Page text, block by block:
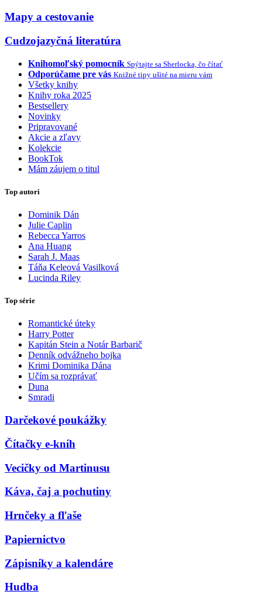
Mapy a cestovanie
Cudzojazyčná literatúra
Knihomoľský pomocník Spýtajte sa Sherlocka, čo čítať
Odporúčame pre vás Knižné tipy ušité na mieru vám
Všetky knihy
Knihy roka 2025
Bestsellery
Novinky
Pripravované
Akcie a zľavy
Kolekcie
BookTok
Mám záujem o titul
Top autori
Dominik Dán
Julie Caplin
Rebecca Yarros
Ana Huang
Sarah J. Maas
Táňa Keleová Vasilková
Lucinda Riley
Top série
Romantické úteky
Harry Potter
Kapitán Stein a Notár Barbarič
Denník odvážneho bojka
Krimi Dominika Dána
Učím sa rozprávať
Duna
Smradi
Darčekové poukážky
Čítačky e-kníh
Vecičky od Martinusu
Káva, čaj a pochutiny
Hrnčeky a fľaše
Papiernictvo
Zápisníky a kalendáre
Hudba